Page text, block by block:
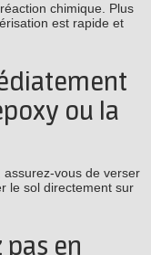
chimique. Plus
est rapide et
ou la
vous de verser
le sol directement sur
pas en